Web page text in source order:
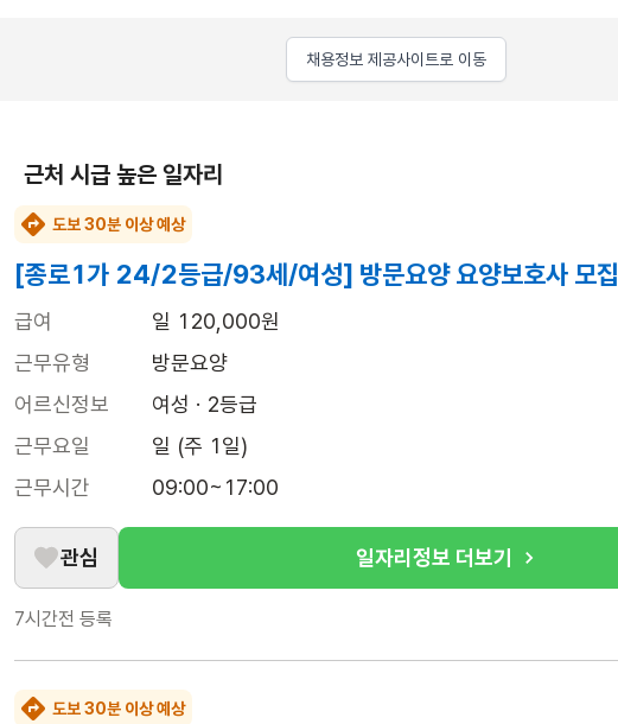
채용정보 제공사이트로 이동
근처 시급 높은 일자리
도보 30분 이상 예상
[종로1가 24/2등급/93세/여성] 방문요양 요양보호사 모집
급여
일 120,000원
근무유형
방문요양
어르신정보
여성 · 2등급
근무요일
일 (주 1일)
근무시간
09:00~17:00
관심 일자리정보 더보기
7시간전 등록
도보 30분 이상 예상